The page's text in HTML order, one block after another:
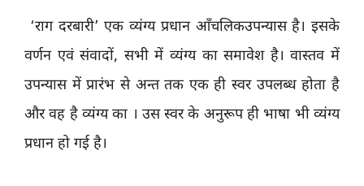
‘राग दरबारी’ एक व्यंग्य प्रधान आँचलिकउपन्यास है। इसके
वर्णन एवं संवादों, सभी में व्यंग्य का समावेश है। वास्तव में
उपन्यास में प्रारंभ से अन्त तक एक ही स्वर उपलब्ध होता है
और वह है व्यंग्य का । उस स्वर के अनुरूप ही भाषा भी व्यंग्य
प्रधान हो गई है।